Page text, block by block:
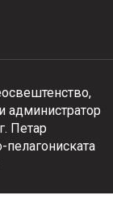
администратор
Петар